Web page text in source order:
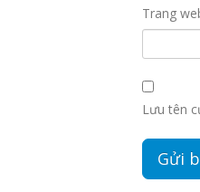
Trang
Lưu tên